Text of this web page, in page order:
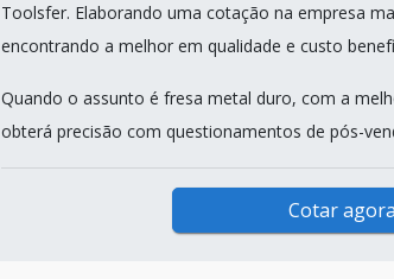
Toolsfer. Elaborando uma cotação na empresa
encontrando a melhor em qualidade e custo
Quando o assunto é fresa metal duro, com a
obterá precisão com questionamentos de pós-
Cotar agora